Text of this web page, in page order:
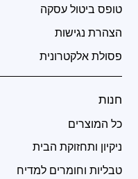
טופס ביטול עסקה
הצהרת נגישות
פסולת אלקטרונית
חנות
כל המוצרים
ניקיון ותחזוקת הבית
טבליות וחומרים למדיח